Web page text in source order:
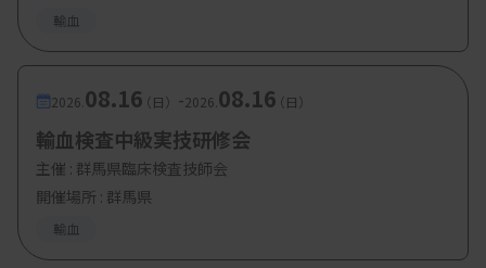
輸血
2026. 08.16（日） -2026. 08.16（日）
輸血検査中級実技研修会
主催 : 群馬県臨床検査技師会
開催場所 : 群馬県
輸血